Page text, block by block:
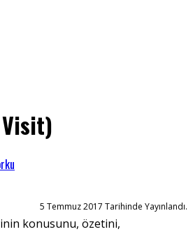
5 Temmuz 2017 Tarihinde Yayınlandı.
konusunu, özetini,